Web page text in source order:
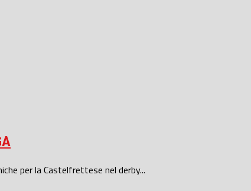
per la Castelfrettese nel derby...